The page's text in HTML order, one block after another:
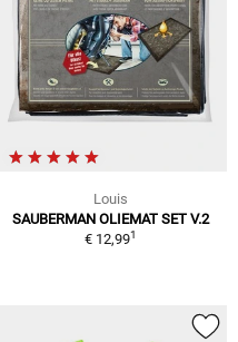
Louis
SAUBERMAN OLIEMAT SET V.2
€ 12,991